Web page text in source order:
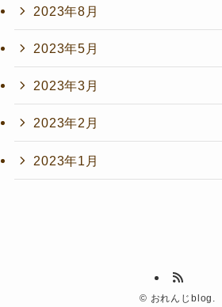
2023年8月
2023年5月
2023年3月
2023年2月
2023年1月
© おれんじblog.